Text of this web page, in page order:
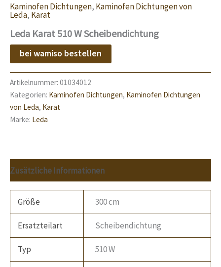
Kaminofen Dichtungen, Kaminofen Dichtungen von
Leda, Karat
Leda Karat 510 W Scheibendichtung
bei wamiso bestellen
Artikelnummer: 01034012
Kategorien: Kaminofen Dichtungen, Kaminofen Dichtungen
von Leda, Karat
Marke: Leda
Zusätzliche Informationen
Größe 300 cm
Ersatzteilart Scheibendichtung
Typ 510 W